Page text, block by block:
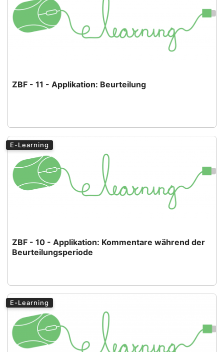
ZBF - 11 - Applikation: Beurteilung
E-Learning
ZBF - 10 - Applikation: Kommentare während der
Beurteilungsperiode
E-Learning